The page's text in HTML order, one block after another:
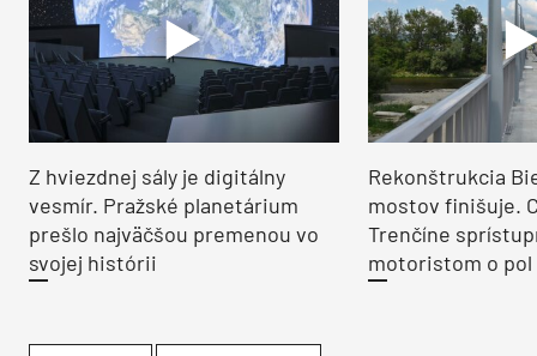
Z hviezdnej sály je digitálny
vesmír. Pražské planetárium
prešlo najväčšou premenou vo
svojej histórii
Rekonštrukcia
mostov finišuje.
Trenčíne
motoristom o pol